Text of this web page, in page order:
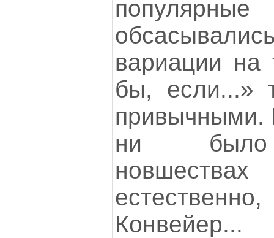
вариации
бы, если...»
привычными.
ни было
Конвейер...